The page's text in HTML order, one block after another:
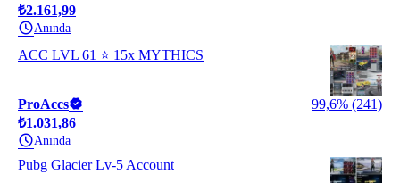
₺2.161,99
Anında
ACC LVL 61 ⭐ 15x MYTHICS
ProAccs
99,6% (241)
₺1.031,86
Anında
Pubg Glacier Lv-5 Account